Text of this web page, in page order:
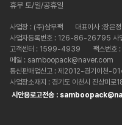
휴무 토/일/공휴일
사업장 : (주)삼부팩
대표이사 :장은정
사업자등록번호 : 126-86-26795 사
고객센터 : 1599-4939
팩스번
메일 : samboopack@naver.com
통신판매업신고 : 제2012-경기이천-
사업장소재지 : 경기도 이천시 진상미
시안용로고전송 :